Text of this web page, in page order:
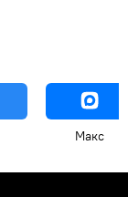
Макс